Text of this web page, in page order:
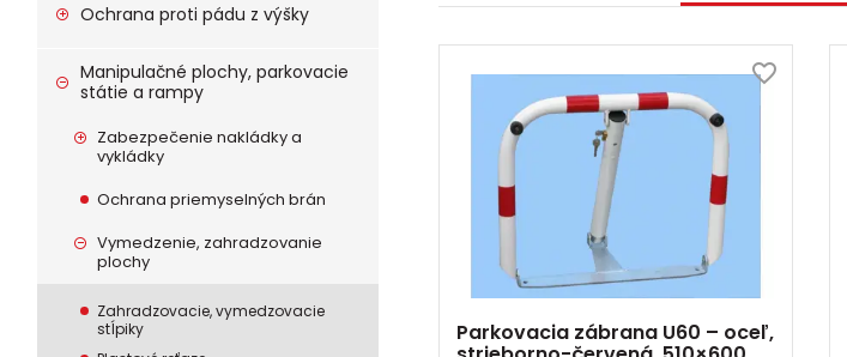
Ochrana proti pádu z výšky
Manipulačné plochy, parkovacie
státie a rampy
Zabezpečenie nakládky a
vykládky
Ochrana priemyselných brán
Vymedzenie, zahradzovanie
plochy
Zahradzovacie, vymedzovacie
stĺpiky
Parkovacia zábrana U60 – oceľ,